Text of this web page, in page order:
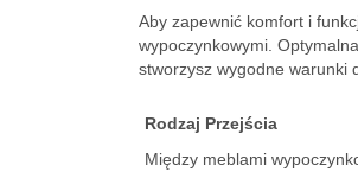
Aby zapewnić komfort i
wypoczynkowymi.
stworzysz wygodne warunki
Rodzaj Przejścia
Między meblami